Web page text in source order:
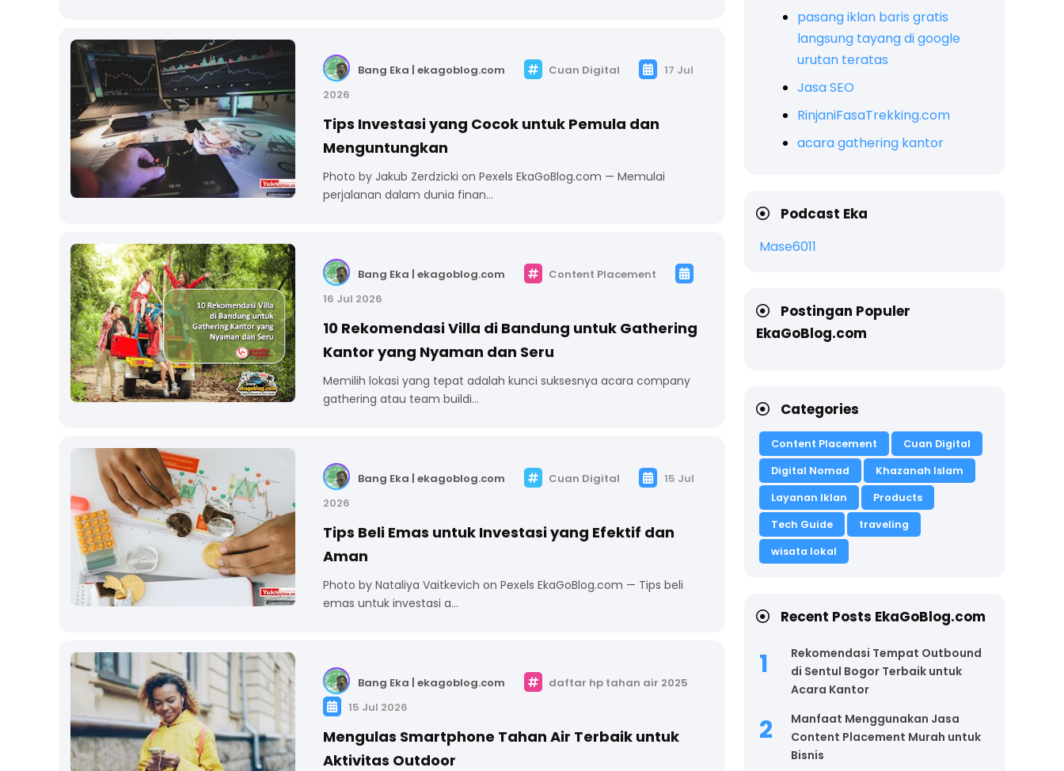
Bang Eka | ekagoblog.com Cuan Digital
17 Jul
2026
Tips Investasi yang Cocok untuk Pemula dan
Menguntungkan
Photo by Jakub Zerdzicki on Pexels EkaGoBlog.com — Memulai
perjalanan dalam dunia finan…
Bang Eka | ekagoblog.com
Content Placement
16 Jul 2026
10 Rekomendasi Villa di Bandung untuk Gathering
Kantor yang Nyaman dan Seru
Memilih lokasi yang tepat adalah kunci suksesnya acara company
gathering atau team buildi…
Bang Eka | ekagoblog.com Cuan Digital
15 Jul
2026
Tips Beli Emas untuk Investasi yang Efektif dan
Aman
Photo by Nataliya Vaitkevich on Pexels EkaGoBlog.com — Tips beli
emas untuk investasi a…
Bang Eka | ekagoblog.com
daftar hp tahan air 2025
15 Jul 2026
Mengulas Smartphone Tahan Air Terbaik untuk
Aktivitas Outdoor
pasang iklan baris gratis
langsung tayang di google
urutan teratas
Jasa SEO
RinjaniFasaTrekking.com
acara gathering kantor
Podcast Eka
Mase6011
Postingan Populer
EkaGoBlog.com
Categories
Content Placement
Cuan Digital
Digital Nomad
Khazanah Islam
Layanan Iklan
Products
Tech Guide
traveling
wisata lokal
Recent Posts EkaGoBlog.com
Rekomendasi Tempat Outbound
di Sentul Bogor Terbaik untuk
Acara Kantor
Manfaat Menggunakan Jasa
Content Placement Murah untuk
Bisnis